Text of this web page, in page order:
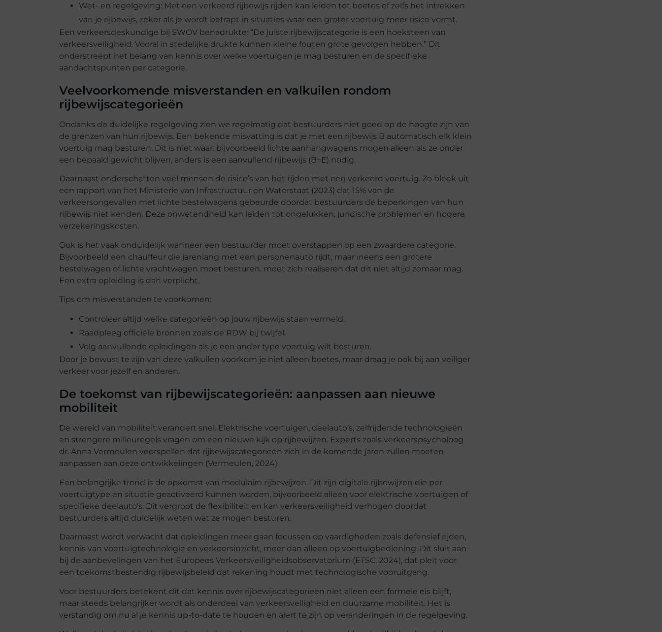
Wet- en regelgeving: Met een verkeerd rijbewijs rijden kan leiden tot boetes of zelfs het intrekken
van je rijbewijs, zeker als je wordt betrapt in situaties waar een groter voertuig meer risico vormt.
Een verkeersdeskundige bij SWOV benadrukte: “De juiste rijbewijscategorie is een hoeksteen van
verkeersveiligheid. Vooral in stedelijke drukte kunnen kleine fouten grote gevolgen hebben.” Dit
onderstreept het belang van kennis over welke voertuigen je mag besturen en de specifieke
aandachtspunten per categorie.
Veelvoorkomende misverstanden en valkuilen rondom
rijbewijscategorieën
Ondanks de duidelijke regelgeving zien we regelmatig dat bestuurders niet goed op de hoogte zijn van
de grenzen van hun rijbewijs. Een bekende misvatting is dat je met een rijbewijs B automatisch elk klein
voertuig mag besturen. Dit is niet waar: bijvoorbeeld lichte aanhangwagens mogen alleen als ze onder
een bepaald gewicht blijven, anders is een aanvullend rijbewijs (B+E) nodig.
Daarnaast onderschatten veel mensen de risico’s van het rijden met een verkeerd voertuig. Zo bleek uit
een rapport van het Ministerie van Infrastructuur en Waterstaat (2023) dat 15% van de
verkeersongevallen met lichte bestelwagens gebeurde doordat bestuurders de beperkingen van hun
rijbewijs niet kenden. Deze onwetendheid kan leiden tot ongelukken, juridische problemen en hogere
verzekeringskosten.
Ook is het vaak onduidelijk wanneer een bestuurder moet overstappen op een zwaardere categorie.
Bijvoorbeeld een chauffeur die jarenlang met een personenauto rijdt, maar ineens een grotere
bestelwagen of lichte vrachtwagen moet besturen, moet zich realiseren dat dit niet altijd zomaar mag.
Een extra opleiding is dan verplicht.
Tips om misverstanden te voorkomen:
Controleer altijd welke categorieën op jouw rijbewijs staan vermeld.
Raadpleeg officiële bronnen zoals de RDW bij twijfel.
Volg aanvullende opleidingen als je een ander type voertuig wilt besturen.
Door je bewust te zijn van deze valkuilen voorkom je niet alleen boetes, maar draag je ook bij aan veiliger
verkeer voor jezelf en anderen.
De toekomst van rijbewijscategorieën: aanpassen aan nieuwe
mobiliteit
De wereld van mobiliteit verandert snel. Elektrische voertuigen, deelauto’s, zelfrijdende technologieën
en strengere milieuregels vragen om een nieuwe kijk op rijbewijzen. Experts zoals verkeerspsycholoog
dr. Anna Vermeulen voorspellen dat rijbewijscategorieën zich in de komende jaren zullen moeten
aanpassen aan deze ontwikkelingen (Vermeulen, 2024).
Een belangrijke trend is de opkomst van modulaire rijbewijzen. Dit zijn digitale rijbewijzen die per
voertuigtype en situatie geactiveerd kunnen worden, bijvoorbeeld alleen voor elektrische voertuigen of
specifieke deelauto’s. Dit vergroot de flexibiliteit en kan verkeersveiligheid verhogen doordat
bestuurders altijd duidelijk weten wat ze mogen besturen.
Daarnaast wordt verwacht dat opleidingen meer gaan focussen op vaardigheden zoals defensief rijden,
kennis van voertuigtechnologie en verkeersinzicht, meer dan alleen op voertuigbediening. Dit sluit aan
bij de aanbevelingen van het Europees Verkeersveiligheidsobservatorium (ETSC, 2024), dat pleit voor
een toekomstbestendig rijbewijsbeleid dat rekening houdt met technologische vooruitgang.
Voor bestuurders betekent dit dat kennis over rijbewijscategorieën niet alleen een formele eis blijft,
maar steeds belangrijker wordt als onderdeel van verkeersveiligheid en duurzame mobiliteit. Het is
verstandig om nu al je kennis up-to-date te houden en alert te zijn op veranderingen in de regelgeving.